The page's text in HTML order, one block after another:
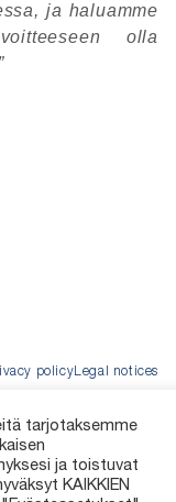
ja haluamme
olla
policyLegal notices
tarjotaksemme
ja toistuvat
KAIKKIEN